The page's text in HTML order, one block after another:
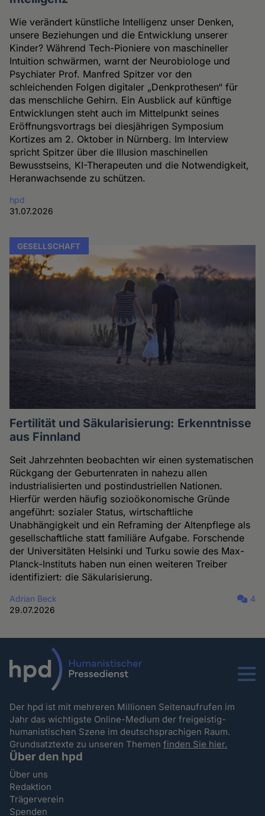
Wie verändert künstliche Intelligenz unser Denken,
unsere Beziehungen und die Entwicklung unserer
Kinder? Während Tech-Pioniere von maschineller
Intuition schwärmen, warnt der Neurobiologe und
Psychiater Prof. Manfred Spitzer vor den
schleichenden Folgen digitaler „Denkprothesen“ für
das menschliche Gehirn. Ein Ausblick auf künftige
Entwicklungen steht auch im Mittelpunkt seines
Eröffnungsvortrags bei diesjährigen Symposium
Kortizes am 2. Oktober in Nürnberg. Im Interview
spricht Spitzer über die Illusion maschinellen
Bewusstseins, KI-Therapeuten und die Notwendigkeit,
Heranwachsende zu schützen.
hpd
31.07.2026
GESELLSCHAFT
Fertilität und Säkularisierung: Erkenntnisse
aus Finnland
Seit Jahrzehnten beobachten wir einen systematischen
Rückgang der Geburtenraten in nahezu allen
industrialisierten und postindustriellen Nationen.
Hierfür werden häufig sozioökonomische Gründe
angeführt: sozialer Status, wirtschaftliche
Unabhängigkeit und ein Reframing der Altenpflege als
gesellschaftliche statt familiäre Aufgabe. Forschende
der Universitäten Helsinki und Turku sowie des Max-
Planck-Instituts haben nun einen weiteren Treiber
identifiziert: die Säkularisierung.
Adrian Beck
29.07.2026
4
Menu
Der hpd ist mit mehreren Millionen Seitenaufrufen im
Jahr das wichtigste Online-Medium der freigeistig-
humanistischen Szene im deutschsprachigen Raum.
Grundsatztexte zu unseren Themenfinden Sie hier.
Über den hpd
Über uns
Redaktion
Trägerverein
Spenden